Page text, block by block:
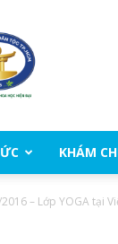
KHÁM
– Lớp YOGA tại